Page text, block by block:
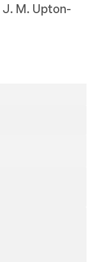
J. M. Upton-